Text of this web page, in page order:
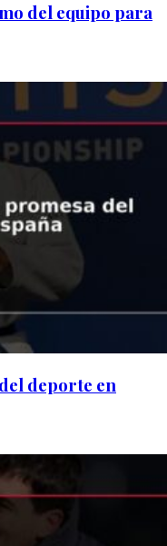
del equipo para
deporte en